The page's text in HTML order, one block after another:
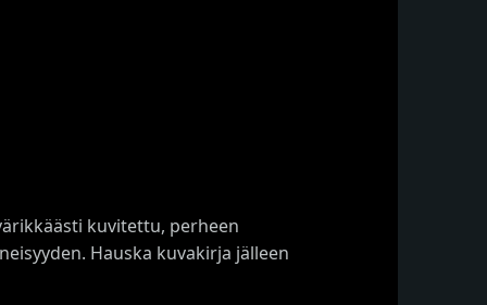
kuvitettu, perheen
Hauska kuvakirja jälleen